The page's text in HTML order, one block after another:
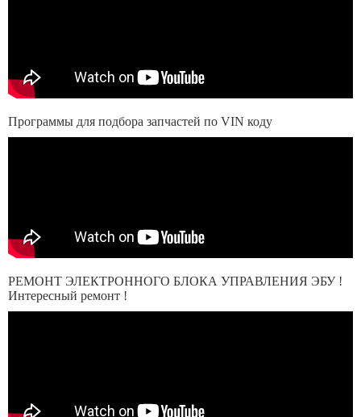
Программы для подбора запчастей по VIN коду
РЕМОНТ ЭЛЕКТРОННОГО БЛОКА УПРАВЛЕНИЯ ЭБУ !
Интересный ремонт !